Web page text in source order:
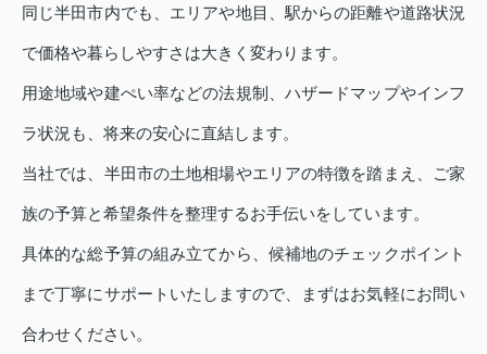
同じ半田市内でも、エリアや地目、駅からの距離や道路状況
で価格や暮らしやすさは大きく変わります。
用途地域や建ぺい率などの法規制、ハザードマップやインフ
ラ状況も、将来の安心に直結します。
当社では、半田市の土地相場やエリアの特徴を踏まえ、ご家
族の予算と希望条件を整理するお手伝いをしています。
具体的な総予算の組み立てから、候補地のチェックポイント
まで丁寧にサポートいたしますので、まずはお気軽にお問い
合わせください。